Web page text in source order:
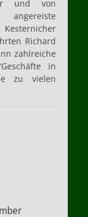
und von
Richard
zahlreiche
in
zu vielen